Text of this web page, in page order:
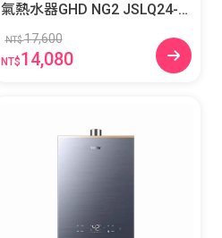
氣熱水器GHD NG2 JSLQ24-1
3GHD/NG2
NT$17,600
NT$14,080